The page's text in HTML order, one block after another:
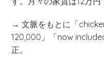
→ 文脈をもとに「
120,000」「now
正。